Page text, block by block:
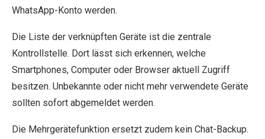
WhatsApp-Konto werden.
Die Liste der verknüpften Geräte ist die zentrale
Kontrollstelle. Dort lässt sich erkennen, welche
Smartphones, Computer oder Browser aktuell Zugriff
besitzen. Unbekannte oder nicht mehr verwendete Geräte
sollten sofort abgemeldet werden.
Die Mehrgerätefunktion ersetzt zudem kein Chat-Backup.